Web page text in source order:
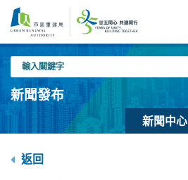
要
入
關
鍵
新聞發布
新聞中心
返回